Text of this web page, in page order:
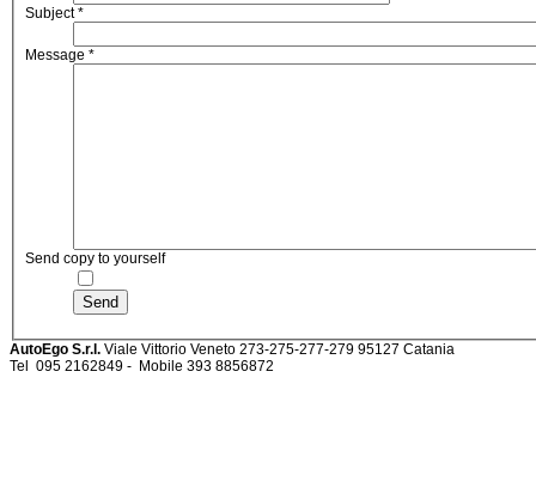
Subject*
Message *
Send copy to yourself
Send
AutoEgo S.r.l. Viale Vittorio Veneto 273-275-277-279 95127 Catania
Tel 095 2162849 - Mobile 393